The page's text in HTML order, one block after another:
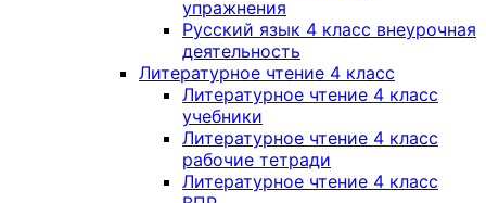
упражнения
Русский язык 4 класс внеурочная
деятельность
Литературное чтение 4 класс
Литературное чтение 4 класс
учебники
Литературное чтение 4 класс
рабочие тетради
Литературное чтение 4 класс